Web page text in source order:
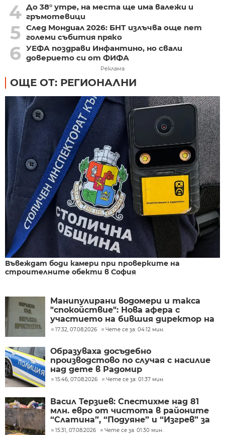
4 До 38° утре, на места ще има валежи и
гръмотевици
5 След Мондиал 2026: БНТ излъчва още пет
големи събития пряко
6 УЕФА поздрави Инфантино, но свали
доверието си от ФИФА
Реклама
ОЩЕ ОТ: РЕГИОНАЛНИ
Въвеждат боди камери при проверките на
строителните обекти в София
Манипулирани водомери и такса
"спокойствие": Нова афера с
участието на бившия директор на
"ВиК - Бургас"
17:32, 07.08.2026 Чете се за: 04:12 мин.
Образуваха досъдебно
производстово по случая с насилие
над дете в Радомир
15:46, 07.08.2026 Чете се за: 01:37 мин.
Васил Терзиев: Спестихме над 81
млн. евро от чистота в районите
“Слатина”, “Подуяне” и “Изгрев” за
следващите 5 години
15:31, 07.08.2026 Чете се за: 01:30 мин.